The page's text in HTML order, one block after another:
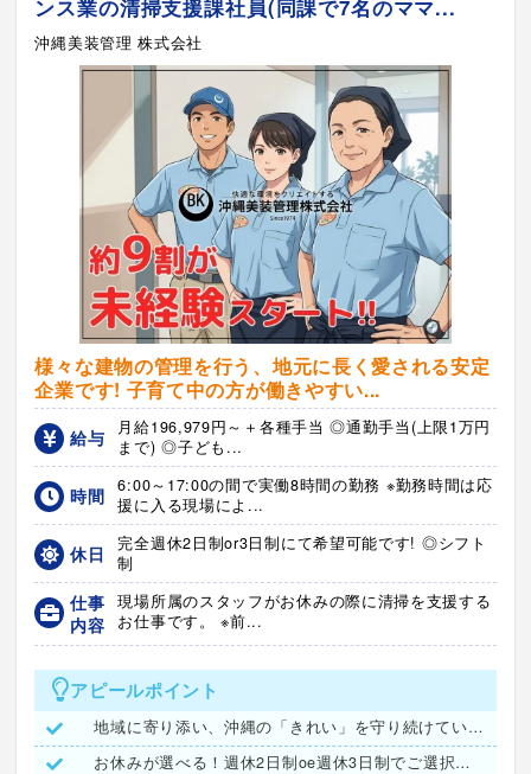
ンス業の清掃支援課社員(同課で7名のママ...
沖縄美装管理 株式会社
様々な建物の管理を行う、地元に長く愛される安定
企業です! 子育て中の方が働きやすい...
給与
月給196,979円～＋各種手当 ◎通勤手当(上限1万円
まで) ◎子ども...
時間
6:00～17:00の間で実働8時間の勤務 ※勤務時間は応
援に入る現場によ...
休日
完全週休2日制or3日制にて希望可能です! ◎シフト
制
仕事
内容
現場所属のスタッフがお休みの際に清掃を支援する
お仕事です。 ※前...
アピールポイント
地域に寄り添い、沖縄の「きれい」を守り続けています。
お休みが選べる！週休2日制oe週休3日制でご選択ください！